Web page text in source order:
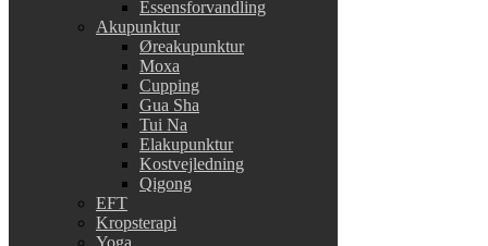
Essensforvandling
Akupunktur
Øreakupunktur
Moxa
Cupping
Gua Sha
Tui Na
Elakupunktur
Kostvejledning
Qigong
EFT
Kropsterapi